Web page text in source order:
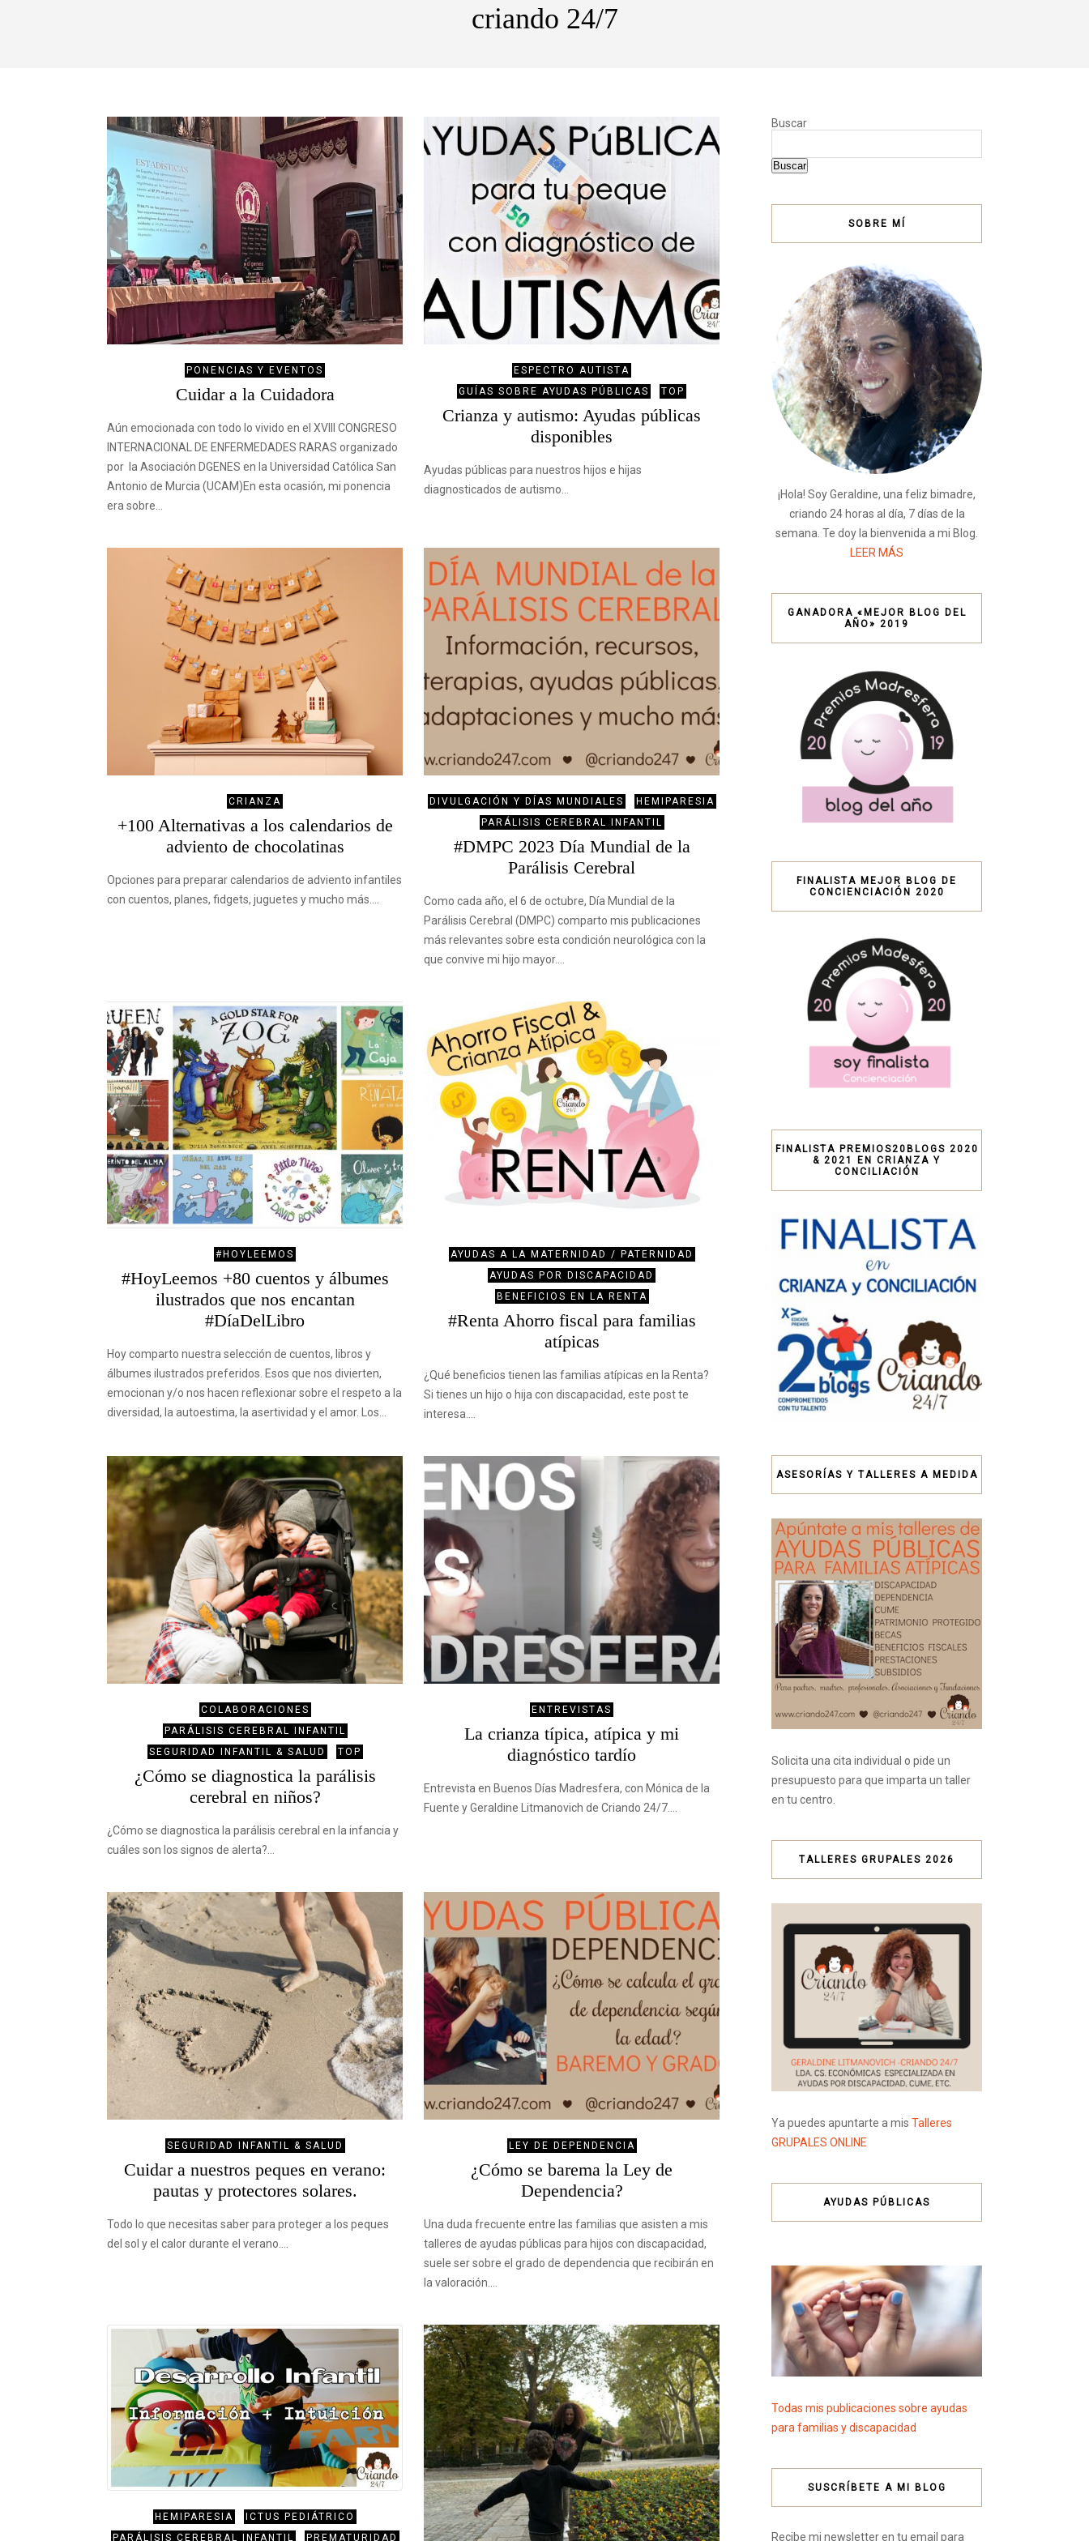
criando 24/7
PONENCIAS Y EVENTOS
Cuidar a la Cuidadora
Aún emocionada con todo lo vivido en el XVIII CONGRESO
INTERNACIONAL DE ENFERMEDADES RARAS organizado
por la Asociación DGENES en la Universidad Católica San
Antonio de Murcia (UCAM)En esta ocasión, mi ponencia
era sobre…
ESPECTRO AUTISTA
GUÍAS SOBRE AYUDAS PÚBLICAS
TOP
Crianza y autismo: Ayudas públicas
disponibles
Ayudas públicas para nuestros hijos e hijas
diagnosticados de autismo…
CRIANZA
+100 Alternativas a los calendarios de
adviento de chocolatinas
Opciones para preparar calendarios de adviento infantiles
con cuentos, planes, fidgets, juguetes y mucho más.…
DIVULGACIÓN Y DÍAS MUNDIALES
HEMIPARESIA
PARÁLISIS CEREBRAL INFANTIL
#DMPC 2023 Día Mundial de la
Parálisis Cerebral
Como cada año, el 6 de octubre, Día Mundial de la
Parálisis Cerebral (DMPC) comparto mis publicaciones
más relevantes sobre esta condición neurológica con la
que convive mi hijo mayor.…
#HOYLEEMOS
#HoyLeemos +80 cuentos y álbumes
ilustrados que nos encantan
#DíaDelLibro
Hoy comparto nuestra selección de cuentos, libros y
álbumes ilustrados preferidos. Esos que nos divierten,
emocionan y/o nos hacen reflexionar sobre el respeto a la
diversidad, la autoestima, la asertividad y el amor. Los…
AYUDAS A LA MATERNIDAD / PATERNIDAD
AYUDAS POR DISCAPACIDAD
BENEFICIOS EN LA RENTA
#Renta Ahorro fiscal para familias
atípicas
¿Qué beneficios tienen las familias atípicas en la Renta?
Si tienes un hijo o hija con discapacidad, este post te
interesa.…
COLABORACIONES
PARÁLISIS CEREBRAL INFANTIL
SEGURIDAD INFANTIL & SALUD
TOP
¿Cómo se diagnostica la parálisis
cerebral en niños?
¿Cómo se diagnostica la parálisis cerebral en la infancia y
cuáles son los signos de alerta?…
ENTREVISTAS
La crianza típica, atípica y mi
diagnóstico tardío
Entrevista en Buenos Días Madresfera, con Mónica de la
Fuente y Geraldine Litmanovich de Criando 24/7.…
SEGURIDAD INFANTIL & SALUD
Cuidar a nuestros peques en verano:
pautas y protectores solares.
Todo lo que necesitas saber para proteger a los peques
del sol y el calor durante el verano.…
LEY DE DEPENDENCIA
¿Cómo se barema la Ley de
Dependencia?
Una duda frecuente entre las familias que asisten a mis
talleres de ayudas públicas para hijos con discapacidad,
suele ser sobre el grado de dependencia que recibirán en
la valoración.…
HEMIPARESIA
ICTUS PEDIÁTRICO
PARÁLISIS CEREBRAL INFANTIL
PREMATURIDAD
Buscar
Buscar
SOBRE MÍ
¡Hola! Soy Geraldine, una feliz bimadre,
criando 24 horas al día, 7 días de la
semana. Te doy la bienvenida a mi Blog.
LEER MÁS
GANADORA «MEJOR BLOG DEL
AÑO» 2019
FINALISTA MEJOR BLOG DE
CONCIENCIACIÓN 2020
FINALISTA PREMIOS20BLOGS 2020
& 2021 EN CRIANZA Y
CONCILIACIÓN
ASESORÍAS Y TALLERES A MEDIDA
Solicita una cita individual o pide un
presupuesto para que imparta un taller
en tu centro.
TALLERES GRUPALES 2026
Ya puedes apuntarte a mis Talleres
GRUPALES ONLINE
AYUDAS PÚBLICAS
Todas mis publicaciones sobre ayudas
para familias y discapacidad
SUSCRÍBETE A MI BLOG
Recibe mi newsletter en tu email para